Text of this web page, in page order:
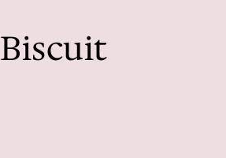
Biscuit